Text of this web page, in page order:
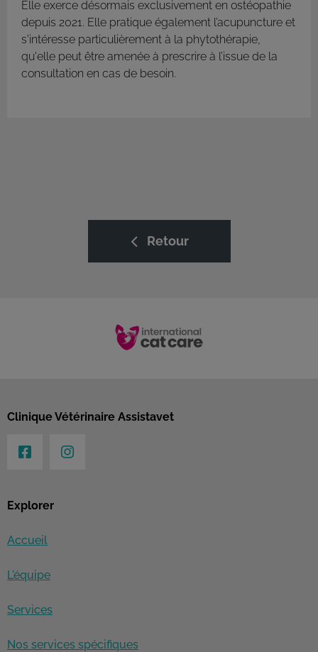
Elle exerce désormais exclusivement en ostéopathie
depuis 2021. Elle pratique également l’acupuncture et
s'intéresse particulièrement à la phytothérapie,
qu'elle peut être amenée à prescrire à l’issue de la
consultation en cas de besoin.
Retour
Explorer
Accueil
L'équipe
Services
Nos services spécifiques
Clinique Vétérinaire Assistavet